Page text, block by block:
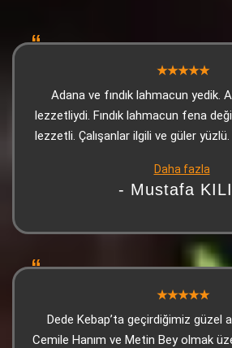
Adana ve fındık lahmacun yedik.
lezzetliydi. Fındık lahmacun fena
lezzetli. Çalışanlar ilgili ve güler
Daha fazla
- Mustafa
Dede Kebap’ta geçirdiğimiz güzel
Cemile Hanım ve Metin Bey olmak